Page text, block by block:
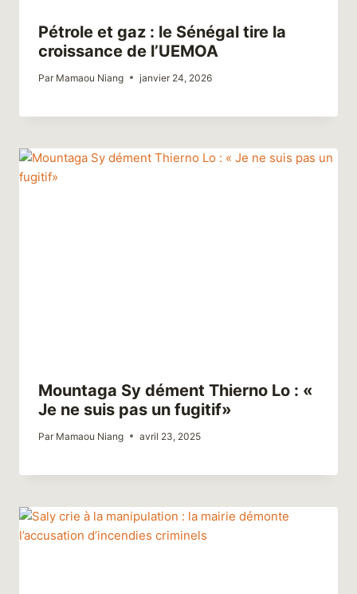
Pétrole et gaz : le Sénégal tire la
croissance de l’UEMOA
Par Mamaou Niang janvier 24, 2026
Mountaga Sy dément Thierno Lo : «
Je ne suis pas un fugitif»
Par Mamaou Niang avril 23, 2025